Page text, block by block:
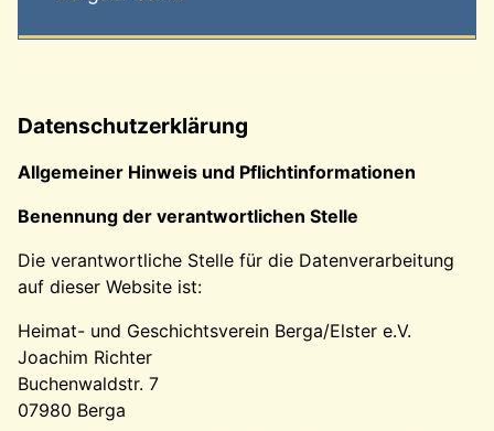
Datenschutzerklärung
Allgemeiner Hinweis und Pflichtinformationen
Benennung der verantwortlichen Stelle
Die verantwortliche Stelle für die Datenverarbeitung
auf dieser Website ist:
Heimat- und Geschichtsverein Berga/Elster e.V.
Joachim Richter
Buchenwaldstr. 7
07980 Berga